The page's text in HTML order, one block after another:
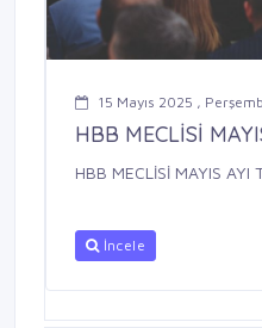
15 Mayıs 2025 ,
HBB MECLİSİ
HBB MECLİSİ MAYIS AYI
İncele